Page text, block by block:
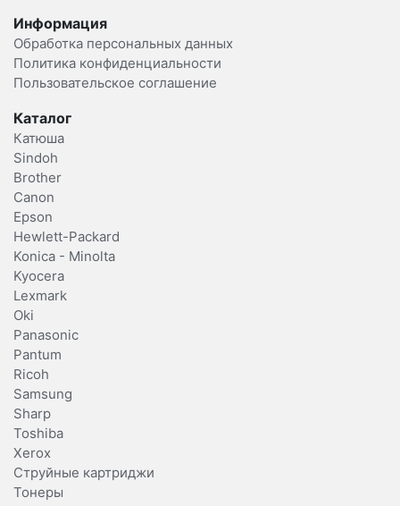
Информация
Обработка персональных данных
Политика конфиденциальности
Пользовательское соглашение
Каталог
Катюша
Sindoh
Brother
Canon
Epson
Hewlett-Packard
Konica - Minolta
Kyocera
Lexmark
Oki
Panasonic
Pantum
Ricoh
Samsung
Sharp
Toshiba
Xerox
Струйные картриджи
Тонеры